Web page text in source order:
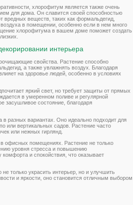
хлорофитум является также очень
для дома. Он славится своей способностью
вредных веществ, таких как формальдегид,
в помещении, особенно если в нем много
хлорофитума в вашем доме поможет создать
интерьера
свойства. Растение способно
а также увлажнять воздух. Благодаря
на здоровье людей, особенно в условиях
яркий свет, но требует защиты от прямых
в умеренном поливе и регулярной
засушливое состояние, благодаря
разных вариантах. Оно идеально подходит для
или вертикальных садов. Растение часто
или нежных гирлянд.
офисных помещениях. Растение не только
уровня стресса и повышению
и спокойствия, что оказывает
только украсить интерьер, но и улучшить
и яркости, оно становится отличным выбором